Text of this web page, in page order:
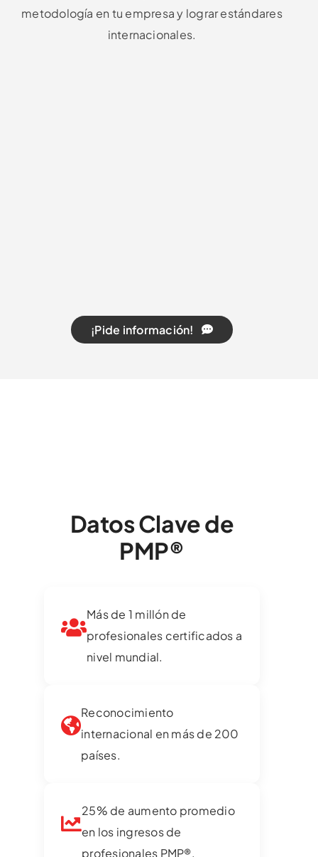
metodología en tu empresa y lograr estándares
internacionales.
¡Pide información!
Datos Clave de
PMP®
Más de 1 millón de
profesionales certificados a
nivel mundial.
Reconocimiento
internacional en más de 200
países.
25% de aumento promedio
en los ingresos de
profesionales PMP®.